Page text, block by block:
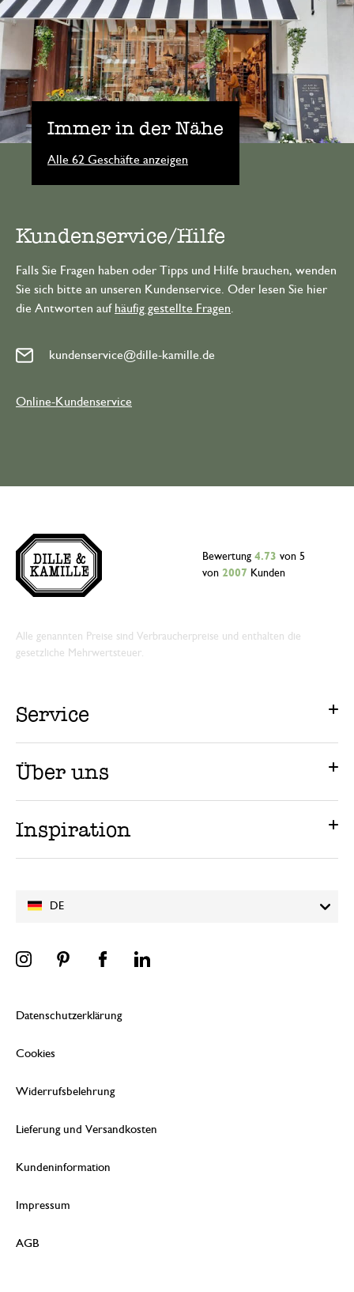
Immer in der Nähe
Alle 62 Geschäfte anzeigen
Kundenservice/Hilfe
Falls Sie Fragen haben oder Tipps und Hilfe brauchen, wenden
Sie sich bitte an unseren Kundenservice. Oder lesen Sie hier
die Antworten auf häufig gestellte Fragen
kundenservice@dille-kamille.de
Online-Kundenservice
DE
Bewertung 4.73 von 5
von 2007 Kunden
Alle genannten Preise sind Verbraucherpreise und enthalten die
gesetzliche Mehrwertsteuer.
Service
Über uns
Inspiration
Datenschutzerklärung
Cookies
Widerrufsbelehrung
Lieferung und Versandkosten
Kundeninformation
Impressum
AGB